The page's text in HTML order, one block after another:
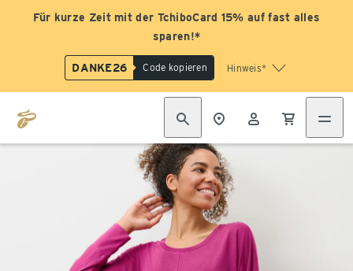
Für kurze Zeit mit der TchiboCard 15% auf fast alles
sparen!*
DANKE26 Code kopieren Hinweis*